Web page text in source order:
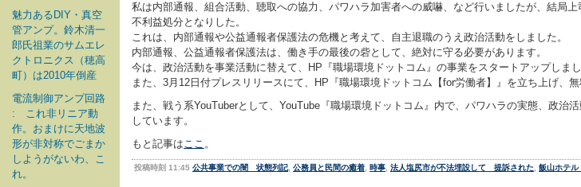
魅力あるDIY・真空
管アンプ。鈴木清一
郎氏祖業のサムエレ
クトロニクス（穂高
町）は2010年倒産
電流制御アンプ回路
: これ非リニア動
作。おまけに天地波
形が非対称でごまか
しようがないわ、こ
れ。
私は内部通報、組合活動、聴取への協力、パワハラ加害者への威嚇、など行いましたが、結局上
不利益処分となりした。
これは、内部通報や公益通報者保護法の危機と考えて、自主退職のうえ政治活動をしました。
内部通報、公益通報者保護法は、働き手の最後の砦として、絶対に守る必要があります。
今は、政治活動を事業活動に替えて、HP『職場環境ドットコム』の事業をスタートアップしまし
また、3月12日付プレスリリースにて、HP『職場環境ドットコム【for労働者】』を立ち上げ、
また、戦う系YouTuberとして、YouTube『職場環境ドットコム』内で、パワハラの実態、政治
しています。
もと記事はここ 。
投稿時刻 11:45 公共事業での闇 状態列記, 公務員と民間の癒着 時事 法人塩尻市が不法埋設して 提訴された 飯山ホテ